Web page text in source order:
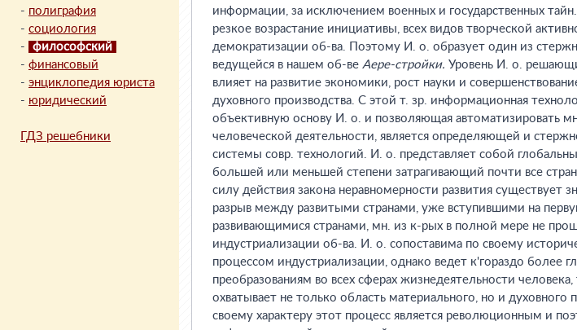
- полиграфия
- социология
-
философский
- финансовый
- энциклопедия юриста
- юридический
ГДЗ решебники
информации, за исключением военных и государственных
резкое возрастание инициативы, всех видов творческой
демократизации об-ва. Поэтому И. о. образует один из
ведущейся в нашем об-ве Аере-стройки. Уровень И. о.
влияет на развитие экономики, рост науки и
духовного производства. С этой т. зр. информационная
объективную основу И. о. и позволяющая автоматизировать
человеческой деятельности, является определяющей и
системы совр. технологий. И. о. представляет собой
большей или меньшей степени затрагивающий почти все
силу действия закона неравномерности развития существует
разрыв между развитыми странами, уже вступившими на
развивающимися странами, мн. из к-рых в полной мере не
индустриализации об-ва. И. о. сопоставима по своему
процессом индустриализации, однако ведет к'гораздо более
преобразованиям во всех сферах жизнедеятельности человека,
охватывает не только область материального, но и духовного
своему характеру этот процесс является революционным и